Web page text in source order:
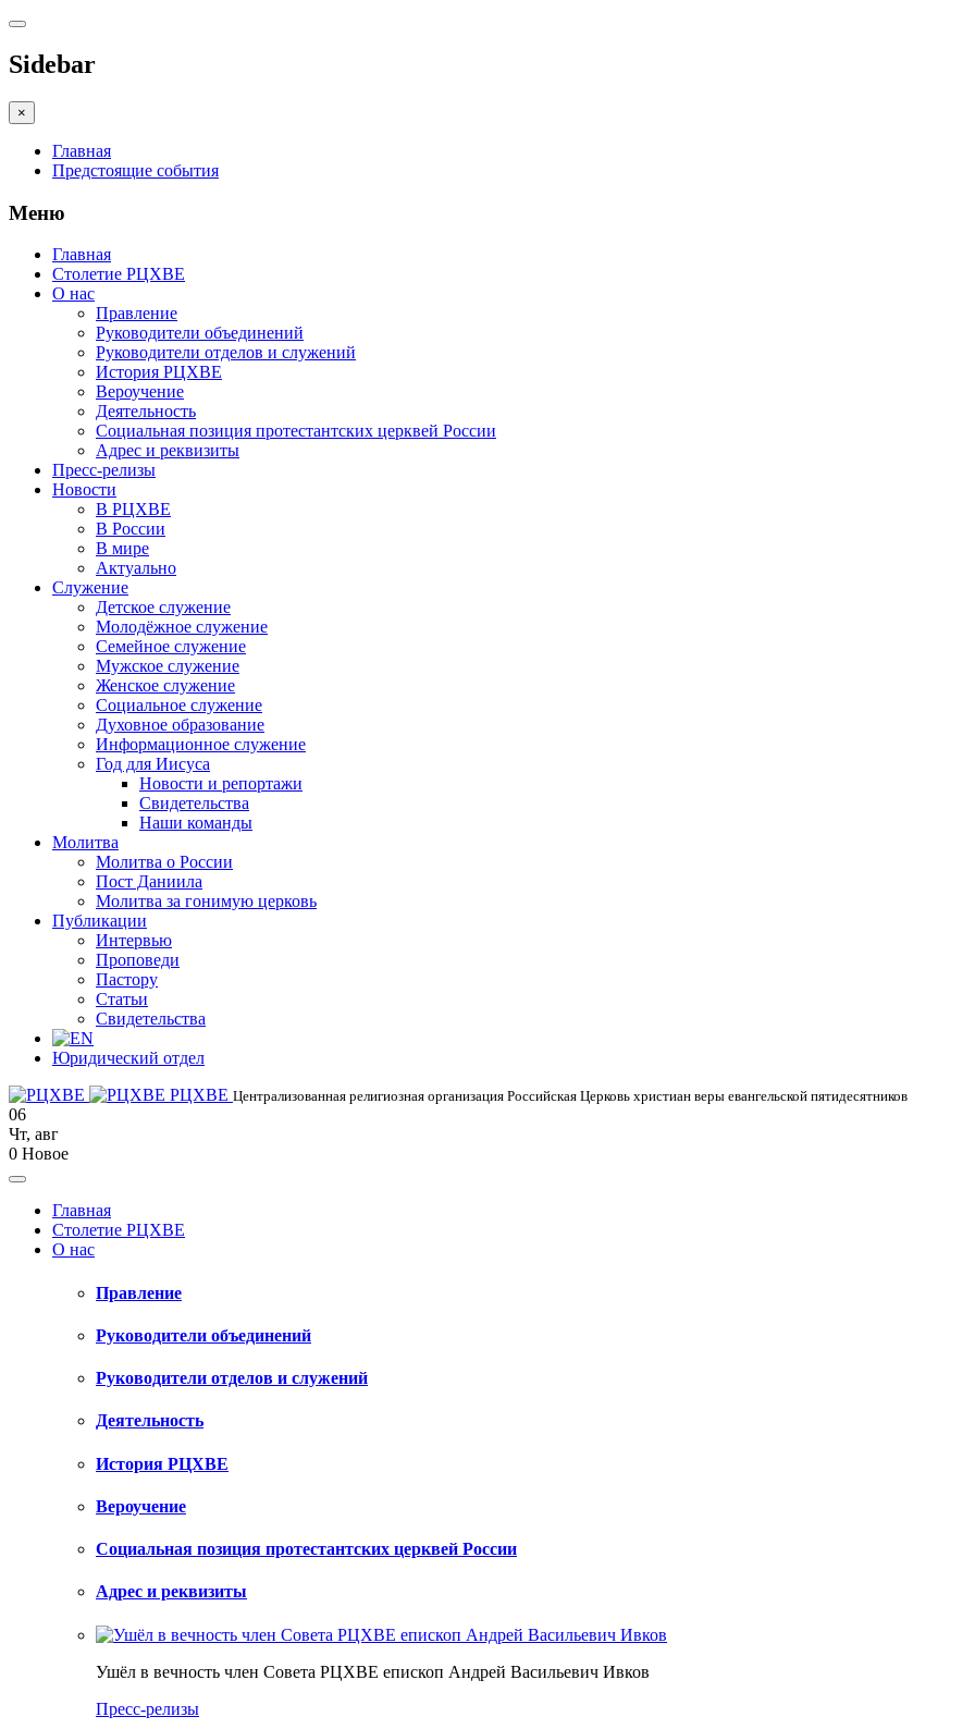
Sidebar
×
Главная
Предстоящие события
Меню
Главная
Столетие РЦХВЕ
О нас
Правление
Руководители объединений
Руководители отделов и служений
История РЦХВЕ
Вероучение
Деятельность
Социальная позиция протестантских церквей России
Адрес и реквизиты
Пресс-релизы
Новости
В РЦХВЕ
В России
В мире
Актуально
Служение
Детское служение
Молодёжное служение
Семейное служение
Мужское служение
Женское служение
Социальное служение
Духовное образование
Информационное служение
Год для Иисуса
Новости и репортажи
Свидетельства
Наши команды
Молитва
Молитва о России
Пост Даниила
Молитва за гонимую церковь
Публикации
Интервью
Проповеди
Пастору
Статьи
Свидетельства
Юридический отдел
РЦХВЕ Централизованная религиозная организация Российская Церковь христиан веры евангельской пятидесятников
06
Чт, авг
0 Новое
Главная
Столетие РЦХВЕ
О нас
Правление
Руководители объединений
Руководители отделов и служений
Деятельность
История РЦХВЕ
Вероучение
Социальная позиция протестантских церквей России
Адрес и реквизиты
Ушёл в вечность член Совета РЦХВЕ епископ Андрей Васильевич Ивков
Пресс-релизы